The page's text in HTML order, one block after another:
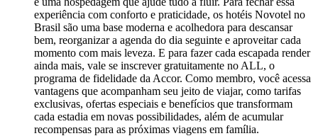
experiência com conforto e praticidade, os hotéis Novotel no
Brasil são uma base moderna e acolhedora para descansar
bem, reorganizar a agenda do dia seguinte e aproveitar cada
momento com mais leveza. E para fazer cada escapada render
ainda mais, vale se inscrever gratuitamente no ALL, o
programa de fidelidade da Accor. Como membro, você acessa
vantagens que acompanham seu jeito de viajar, como tarifas
exclusivas, ofertas especiais e benefícios que transformam
cada estadia em novas possibilidades, além de acumular
recompensas para as próximas viagens em família.